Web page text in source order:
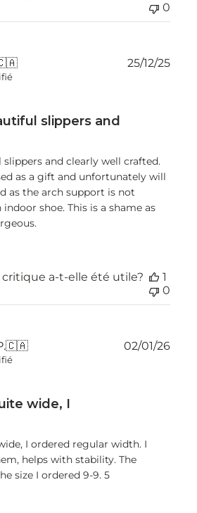
0
slippers and
slippers and clearly well crafted.
as a gift and unfortunately will
as the arch support is not
shoe. This is a shame as
Date
25/12/25
a-t-elle été utile?
1
0
🇨🇦
wide, I
I ordered regular width. I
helps with stability. The
size I ordered 9-9. 5
Date
02/01/26